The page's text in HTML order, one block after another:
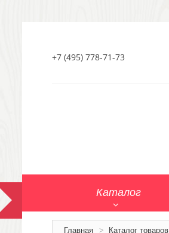
+7 (495) 778-71-73
Каталог
Главная > Каталог товаров